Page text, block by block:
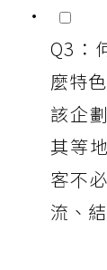
Q3：
麼特
該企
其等
客不
流、